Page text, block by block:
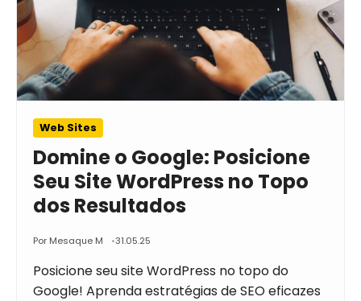
Web Sites
Domine o Google: Posicione
Seu Site WordPress no Topo
dos Resultados
Por Mesaque M 31.05.25
Posicione seu site WordPress no topo do
Google! Aprenda estratégias de SEO eficazes